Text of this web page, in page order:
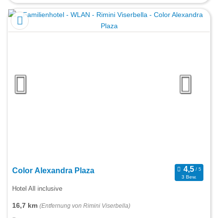
Color Alexandra Plaza
3 Bew.
Hotel All inclusive
16,7 km (Entfernung von Rimini Viserbella)